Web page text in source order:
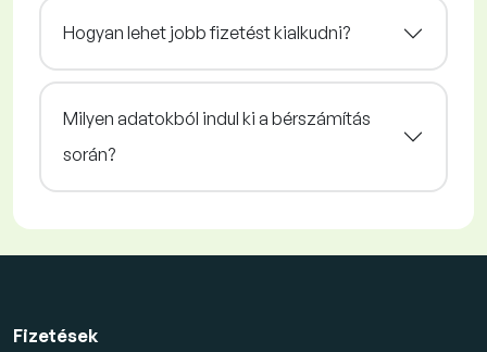
Hogyan lehet jobb fizetést kialkudni?
Milyen adatokból indul ki a bérszámítás
során?
Fizetések